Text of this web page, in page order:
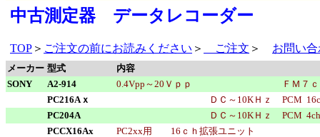
中古測定器 データレコーダー
TOP ＞ ご注文の前にお読みください ＞ ご注文 ＞ お問い
メーカー 型式
内容
SONY
A2-914 0.4Vpp～20Ｖｐｐ
ＦＭ７
PC216Aｘ
ＤＣ～10KＨｚ
PCM
PC204A
ＤＣ～10KＨｚ
PCM 4ch
PCCX16Ax
PC2xx用 16ｃｈ拡張ユニット